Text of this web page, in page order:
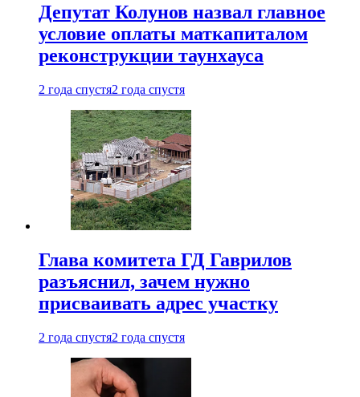
Депутат Колунов назвал главное
условие оплаты маткапиталом
реконструкции таунхауса
2 года спустя2 года спустя
Глава комитета ГД Гаврилов
разъяснил, зачем нужно
присваивать адрес участку
2 года спустя2 года спустя